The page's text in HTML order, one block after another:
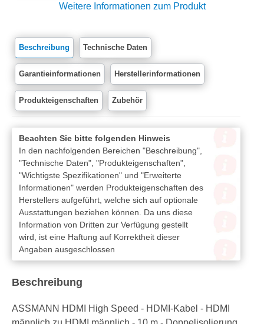
Weitere Informationen zum Produkt
Beschreibung Technische Daten
Garantieinformationen Herstellerinformationen
Produkteigenschaften Zubehör
Beachten Sie bitte folgenden Hinweis
In den nachfolgenden Bereichen "Beschreibung",
"Technische Daten", "Produkteigenschaften",
"Wichtigste Spezifikationen" und "Erweiterte
Informationen" werden Produkteigenschaften des
Herstellers aufgeführt, welche sich auf optionale
Ausstattungen beziehen können. Da uns diese
Information von Dritten zur Verfügung gestellt
wird, ist eine Haftung auf Korrektheit dieser
Angaben ausgeschlossen
Beschreibung
ASSMANN HDMI High Speed - HDMI-Kabel - HDMI